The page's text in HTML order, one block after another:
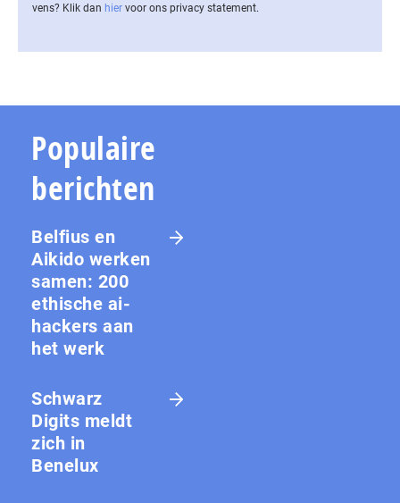
vens? Klik dan hier voor ons privacy statement.
Populaire
berichten
Belfius en
Aikido werken
samen: 200
ethische ai-
hackers aan
het werk
Schwarz
Digits meldt
zich in
Benelux